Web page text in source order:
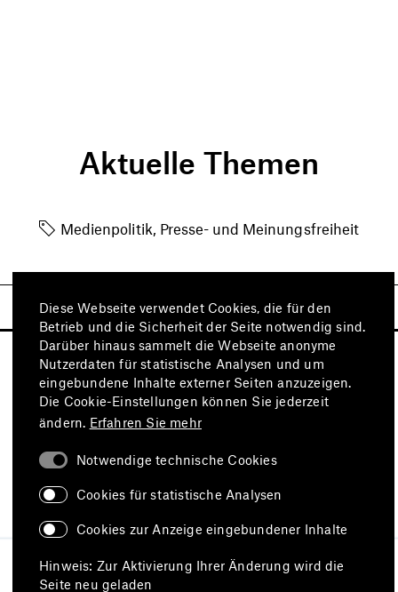
Aktuelle Themen
Medienpolitik, Presse- und Meinungsfreiheit
Besuchen Sie auch
Impressum
Datenschutz
Nutzungsbedingungen
Diese Webseite verwendet Cookies, die für den
Betrieb und die Sicherheit der Seite notwendig sind.
Darüber hinaus sammelt die Webseite anonyme
Nutzerdaten für statistische Analysen und um
eingebundene Inhalte externer Seiten anzuzeigen.
Die Cookie-Einstellungen können Sie jederzeit
ändern. Erfahren Sie mehr
Notwendige technische Cookies
Cookies für statistische Analysen
Cookies zur Anzeige eingebundener Inhalte
Hinweis: Zur Aktivierung Ihrer Änderung wird die
Seite neu geladen